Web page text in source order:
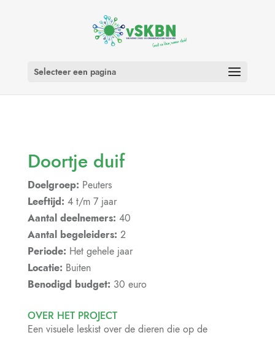
Selecteer een pagina
Doortje duif
Doelgroep: Peuters
Leeftijd: 4 t/m 7 jaar
Aantal deelnemers: 40
Aantal begeleiders: 2
Periode: Het gehele jaar
Locatie: Buiten
Benodigd budget: 30 euro
OVER HET PROJECT
Een visuele leskist over de dieren die op de